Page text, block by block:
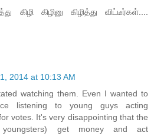
கிழி கிழினு கிழித்து விட்டீர்கள்....
2014 at 10:13 AM
watching them. Even I wanted to
listening to young guys acting
votes. It's very disappointing that the
youngsters) get money and act